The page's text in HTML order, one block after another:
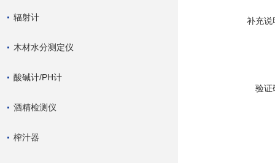
辐射计
木材水分测定仪
酸碱计/PH计
酒精检测仪
榨汁器
补充说
验证